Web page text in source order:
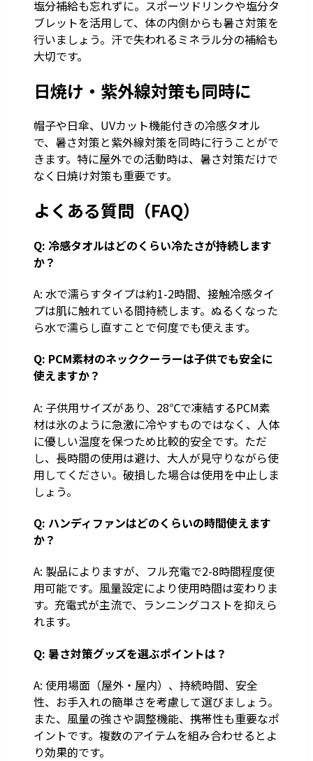
塩分補給も忘れずに。スポーツドリンクや塩分タ
ブレットを活用して、体の内側からも暑さ対策を
行いましょう。汗で失われるミネラル分の補給も
大切です。
日焼け・紫外線対策も同時に
帽子や日傘、UVカット機能付きの冷感タオル
で、暑さ対策と紫外線対策を同時に行うことがで
きます。特に屋外での活動時は、暑さ対策だけで
なく日焼け対策も重要です。
よくある質問（FAQ）
Q: 冷感タオルはどのくらい冷たさが持続します
か？
A: 水で濡らすタイプは約1-2時間、接触冷感タイ
プは肌に触れている間持続します。ぬるくなった
ら水で濡らし直すことで何度でも使えます。
Q: PCM素材のネッククーラーは子供でも安全に
使えますか？
A: 子供用サイズがあり、28℃で凍結するPCM素
材は氷のように急激に冷やすものではなく、人体
に優しい温度を保つため比較的安全です。ただ
し、長時間の使用は避け、大人が見守りながら使
用してください。破損した場合は使用を中止しま
しょう。
Q: ハンディファンはどのくらいの時間使えます
か？
A: 製品によりますが、フル充電で2-8時間程度使
用可能です。風量設定により使用時間は変わりま
す。充電式が主流で、ランニングコストを抑えら
れます。
Q: 暑さ対策グッズを選ぶポイントは？
A: 使用場面（屋外・屋内）、持続時間、安全
性、お手入れの簡単さを考慮して選びましょう。
また、風量の強さや調整機能、携帯性も重要なポ
イントです。複数のアイテムを組み合わせるとよ
り効果的です。